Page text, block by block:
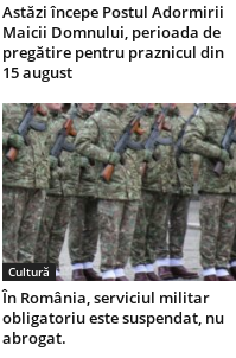
Astăzi începe Postul Adormirii
Maicii Domnului, perioada de
pregătire pentru praznicul din
15 august
Cultură
În România, serviciul militar
obligatoriu este suspendat, nu
abrogat.